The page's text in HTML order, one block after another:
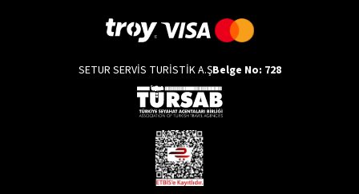
SETUR SERVİS TURİSTİK A.ŞBelge No: 728